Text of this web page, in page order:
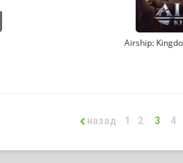
Airship:
назад 1 2 3 4